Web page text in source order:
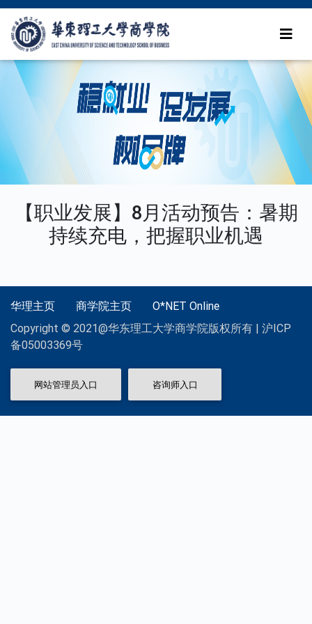
【职业发展】8月活动预告：暑期
持续充电，把握职业机遇
华理主页 商学院主页
O*NET Online
Copyright © 2021@华东理工大学商学院版权所有 | 沪ICP
备05003369号
网站管理员入口 咨询师入口